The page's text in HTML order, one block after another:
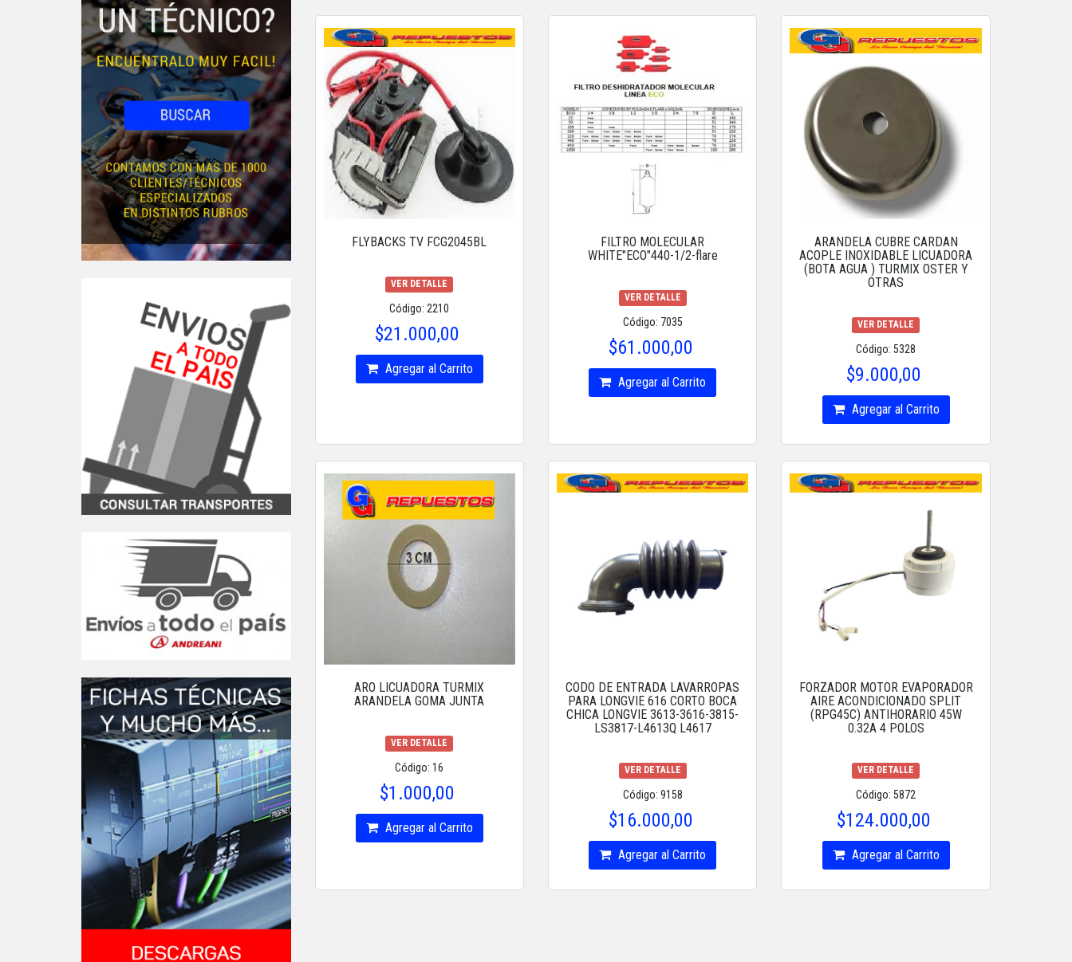
FLYBACKS TV FCG2045BL
VER DETALLE
Código: 2210
$21.000,00
Agregar al Carrito
FILTRO MOLECULAR
WHITE"ECO"440-1/2-flare
VER DETALLE
Código: 7035
$61.000,00
Agregar al Carrito
ARANDELA CUBRE CARDAN
ACOPLE INOXIDABLE LICUADORA
(BOTA AGUA ) TURMIX OSTER Y
OTRAS
VER DETALLE
Código: 5328
$9.000,00
Agregar al Carrito
ARO LICUADORA TURMIX
ARANDELA GOMA JUNTA
VER DETALLE
Código: 16
$1.000,00
Agregar al Carrito
CODO DE ENTRADA LAVARROPAS
PARA LONGVIE 616 CORTO BOCA
CHICA LONGVIE 3613-3616-3815-
LS3817-L4613Q L4617
VER DETALLE
Código: 9158
$16.000,00
Agregar al Carrito
FORZADOR MOTOR EVAPORADOR
AIRE ACONDICIONADO SPLIT
(RPG45C) ANTIHORARIO 45W
0.32A 4 POLOS
VER DETALLE
Código: 5872
$124.000,00
Agregar al Carrito